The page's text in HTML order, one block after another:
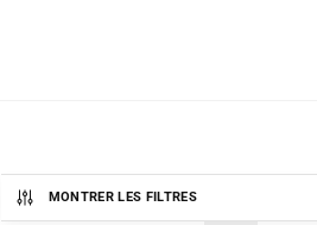
MONTRER LES FILTRES